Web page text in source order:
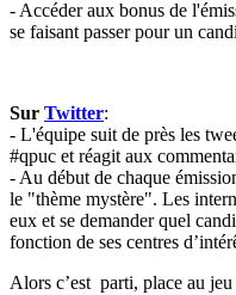
- Accéder aux bonus de
se faisant passer pour un
Sur Twitter:
- L'équipe suit de près les
#qpuc et réagit aux
- Au début de chaque
le "thème mystère". Les
eux et se demander quel
fonction de ses centres
Alors c’est parti, place au jeu